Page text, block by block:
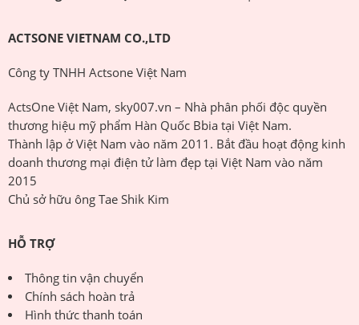
ACTSONE VIETNAM CO.,LTD
Công ty TNHH Actsone Việt Nam
ActsOne Việt Nam, sky007.vn – Nhà phân phối độc quyền
thương hiệu mỹ phẩm Hàn Quốc Bbia tại Việt Nam.
Thành lập ở Việt Nam vào năm 2011. Bắt đầu hoạt động kinh
doanh thương mại điện tử làm đẹp tại Việt Nam vào năm
2015
Chủ sở hữu ông Tae Shik Kim
HỖ TRỢ
Thông tin vận chuyển
Chính sách hoàn trả
Hình thức thanh toán